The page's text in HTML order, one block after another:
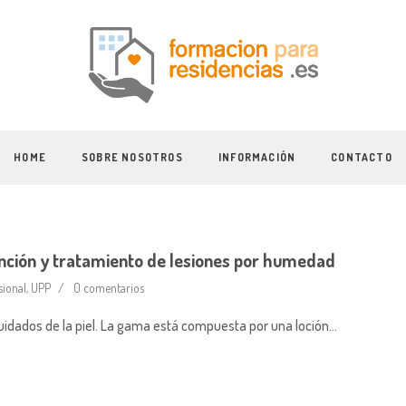
HOME SOBRE NOSOTROS INFORMACIÓN CONTACTO
y tratamiento de lesiones por humedad
, UPP 0 comentarios
de la piel. La gama está compuesta por una loción…